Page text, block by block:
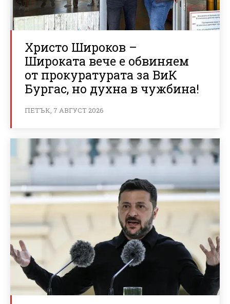
Христо Широков –
Широката вече е обвиняем
от прокуратурата за ВиК
Бургас, но духна в чужбина!
ПЕТЪК, 7 АВГУСТ 2026